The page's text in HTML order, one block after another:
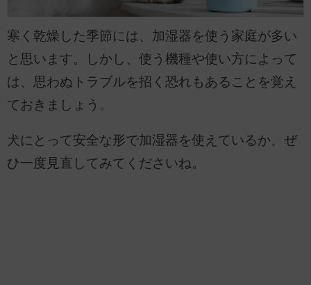
寒く乾燥した季節には、加湿器を使う家庭が多い
と思います。しかし、使う機種や使い方によって
は、思わぬトラブルを招く恐れもあることを覚え
ておきましょう。
犬にとって安全な形で加湿器を使えているか、ぜ
ひ一度見直してみてくださいね。